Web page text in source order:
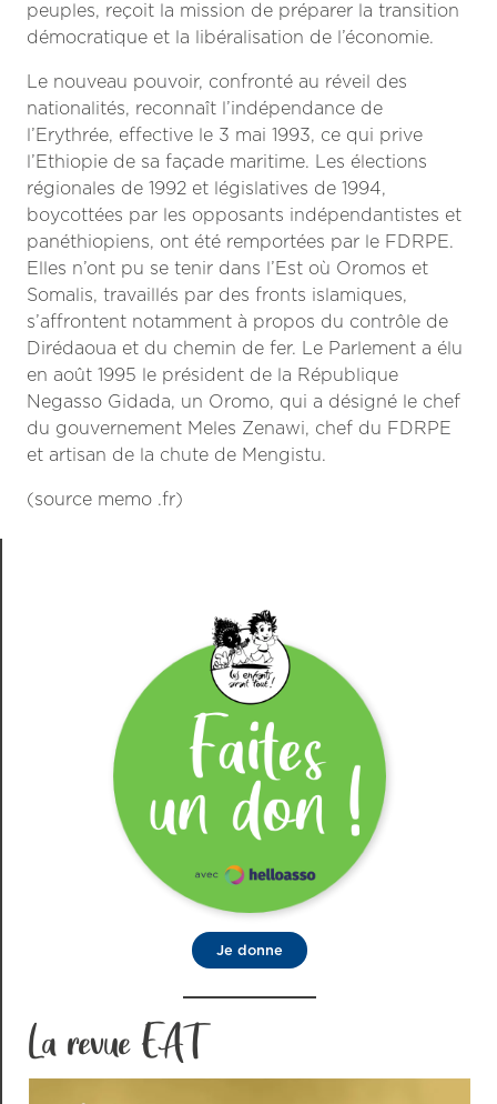
peuples, reçoit la mission de préparer la transition
démocratique et la libéralisation de l’économie.
Le nouveau pouvoir, confronté au réveil des
nationalités, reconnaît l’indépendance de
l’Erythrée, effective le 3 mai 1993, ce qui prive
l’Ethiopie de sa façade maritime. Les élections
régionales de 1992 et législatives de 1994,
boycottées par les opposants indépendantistes et
panéthiopiens, ont été remportées par le FDRPE.
Elles n’ont pu se tenir dans l’Est où Oromos et
Somalis, travaillés par des fronts islamiques,
s’affrontent notamment à propos du contrôle de
Dirédaoua et du chemin de fer. Le Parlement a élu
en août 1995 le président de la République
Negasso Gidada, un Oromo, qui a désigné le chef
du gouvernement Meles Zenawi, chef du FDRPE
et artisan de la chute de Mengistu.
(source memo .fr)
Je donne
La revue EAT